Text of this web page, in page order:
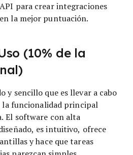
para crear integraciones
la mejor puntuación.
(10% de la
y sencillo que es llevar a cabo
la funcionalidad principal
El software con alta
es intuitivo, ofrece
y hace que tareas